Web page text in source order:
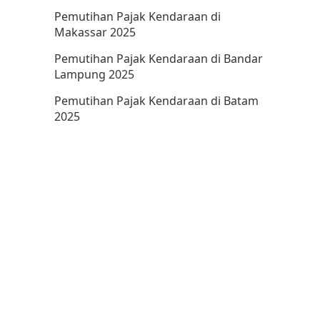
Pemutihan Pajak Kendaraan di
Makassar 2025
Pemutihan Pajak Kendaraan di Bandar
Lampung 2025
Pemutihan Pajak Kendaraan di Batam
2025